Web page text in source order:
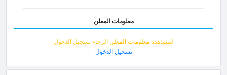
معلومات المعلن
لمشاهدة معلومات المعلن الرجاء تسجيل الدخول
تسجيل الدخول